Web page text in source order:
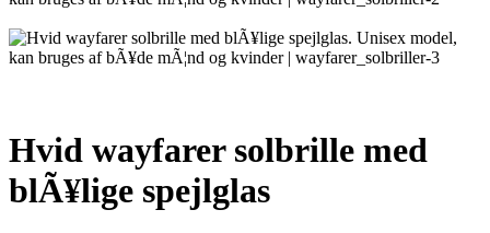
Hvid wayfarer solbrille med
blÃ¥lige spejlglas